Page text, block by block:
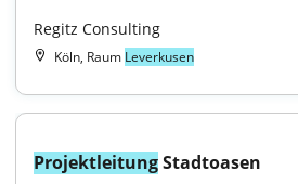
Regitz Consulting
Köln, Raum Leverkusen
Projektleitung Stadtoasen